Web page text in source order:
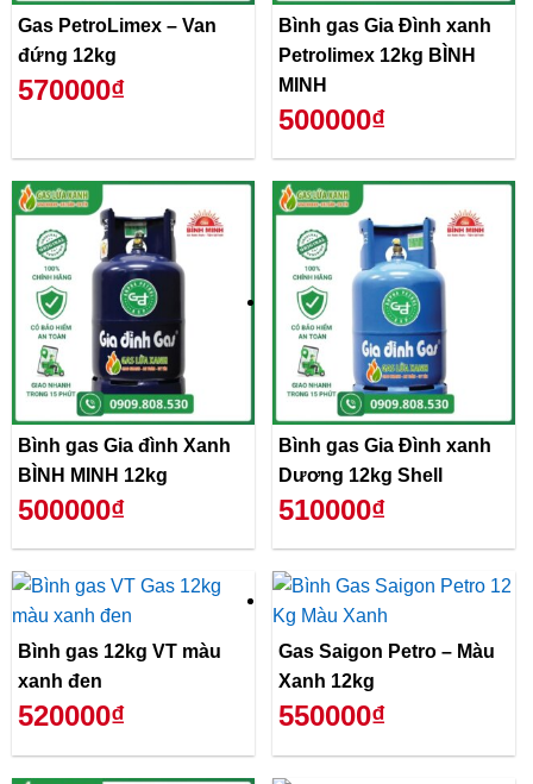
Gas PetroLimex – Van
đứng 12kg
570000₫
Bình gas Gia Đình xanh
Petrolimex 12kg BÌNH
MINH
500000₫
Bình gas Gia đình Xanh
BÌNH MINH 12kg
500000₫
Bình gas Gia Đình xanh
Dương 12kg Shell
510000₫
Bình gas 12kg VT màu
xanh đen
520000₫
Gas Saigon Petro – Màu
Xanh 12kg
550000₫